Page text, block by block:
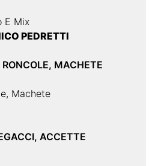
E Mix
PEDRETTI
MACHETE
Machete
ACCETTE